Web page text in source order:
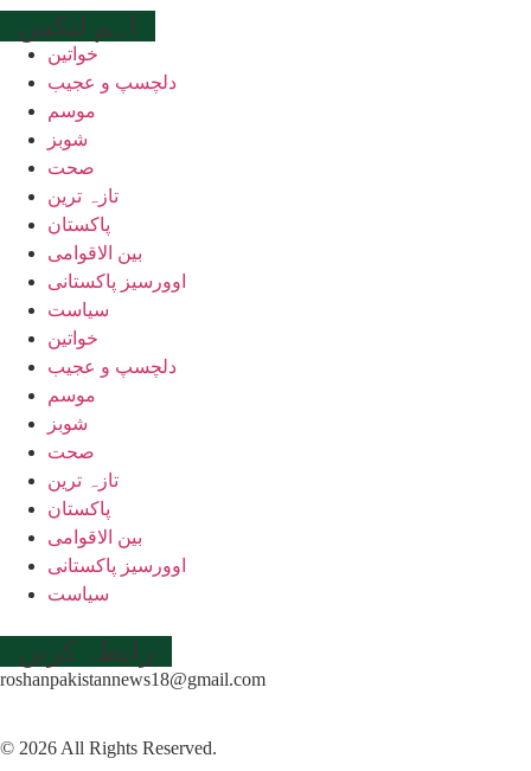
اہم لنکس
خواتین
دلچسپ و عجیب
موسم
شوبز
صحت
تازہ ترین
پاکستان
بین الاقوامی
اوورسیز پاکستانی
سیاست
خواتین
دلچسپ و عجیب
موسم
شوبز
صحت
تازہ ترین
پاکستان
بین الاقوامی
اوورسیز پاکستانی
سیاست
رابطہ کریں
roshanpakistannews18@gmail.com
© 2026 All Rights Reserved.